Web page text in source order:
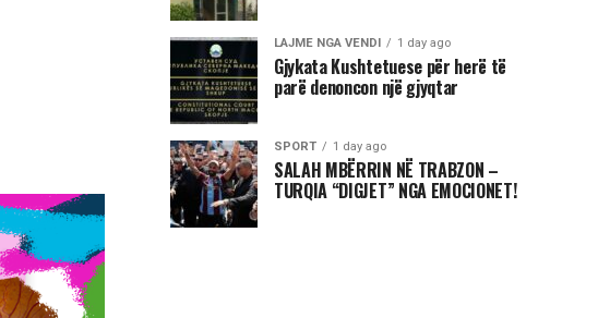
LAJME NGA VENDI 1 day ago
Gjykata Kushtetuese për herë të
parë denoncon një gjyqtar
SPORT 1 day ago
SALAH MBËRRIN NË TRABZON –
TURQIA “DIGJET” NGA EMOCIONET!